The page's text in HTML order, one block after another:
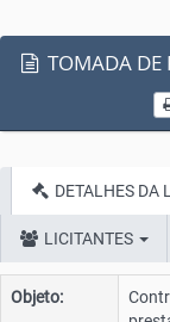
TOMADA
DETALHES DA
LICITANTES
Objeto: